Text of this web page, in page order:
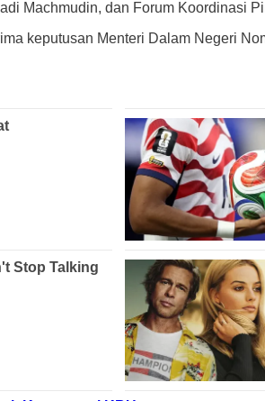
Machmudin, dan Forum Koordinasi
keputusan Menteri Dalam Negeri